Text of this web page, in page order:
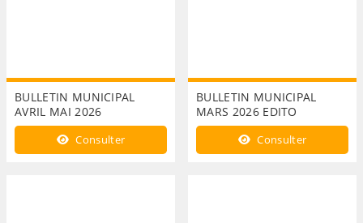
BULLETIN MUNICIPAL
AVRIL MAI 2026
Consulter
BULLETIN MUNICIPAL
MARS 2026 EDITO
Consulter